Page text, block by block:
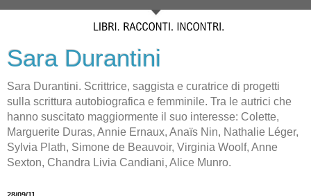
Sara Durantini
Sara Durantini. Scrittrice, saggista e curatrice di progetti
sulla scrittura autobiografica e femminile. Tra le autrici che
hanno suscitato maggiormente il suo interesse: Colette,
Marguerite Duras, Annie Ernaux, Anaïs Nin, Nathalie Léger,
Sylvia Plath, Simone de Beauvoir, Virginia Woolf, Anne
Sexton, Chandra Livia Candiani, Alice Munro.